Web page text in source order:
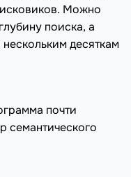
Можно
поиска, а
десяткам
почти
семантического